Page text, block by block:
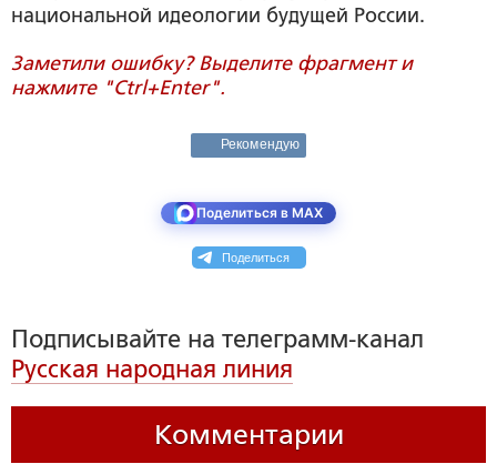
национальной идеологии будущей России.
Заметили ошибку? Выделите фрагмент и
нажмите "Ctrl+Enter".
Рекомендую
Поделиться в MAX
Поделиться
Подписывайте на телеграмм-канал
Русская народная линия
Комментарии